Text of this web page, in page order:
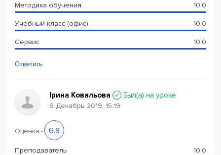
Методика обучения 10.0
Учебный класс (офис) 10.0
Сервис 10.0
Ответить
Ірина Ковальова Был(a) на уроке
6 Декабрь 2019, 15:19
Оценка - 6.8
Преподаватель 10.0